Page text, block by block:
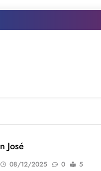
José
08/12/2025 0
5